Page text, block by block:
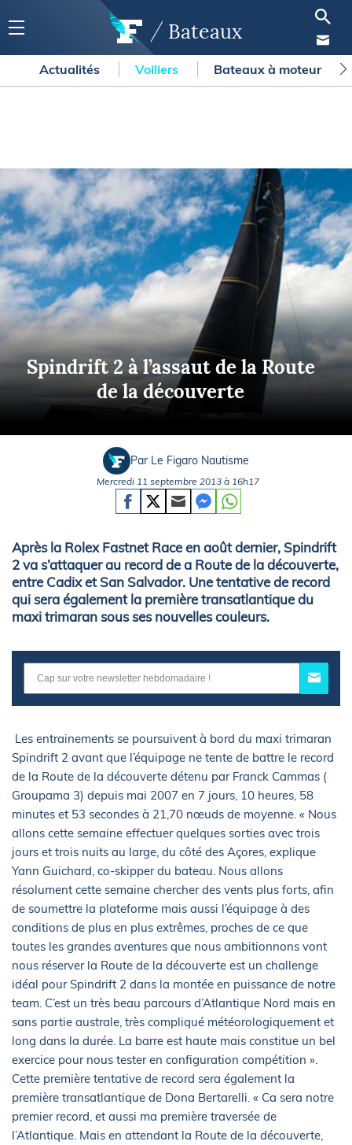
Bateaux
Actualités Voiliers Bateaux à moteur
Spindrift 2 à l’assaut de la Route
de la découverte
Par Le Figaro Nautisme
Mercredi 11 septembre 2013 à 16h17
Après la Rolex Fastnet Race en août dernier, Spindrift
2 va s’attaquer au record de a Route de la découverte,
entre Cadix et San Salvador. Une tentative de record
qui sera également la première transatlantique du
maxi trimaran sous ses nouvelles couleurs.
Les entrainements se poursuivent à bord du maxi trimaran
Spindrift 2 avant que l’équipage ne tente de battre le record
de la Route de la découverte détenu par Franck Cammas (
Groupama 3) depuis mai 2007 en 7 jours, 10 heures, 58
minutes et 53 secondes à 21,70 nœuds de moyenne. « Nous
allons cette semaine effectuer quelques sorties avec trois
jours et trois nuits au large, du côté des Açores, explique
Yann Guichard, co-skipper du bateau. Nous allons
résolument cette semaine chercher des vents plus forts, afin
de soumettre la plateforme mais aussi l’équipage à des
conditions de plus en plus extrêmes, proches de ce que
toutes les grandes aventures que nous ambitionnons vont
nous réserver la Route de la découverte est un challenge
idéal pour Spindrift 2 dans la montée en puissance de notre
team. C’est un très beau parcours d’Atlantique Nord mais en
sans partie australe, très compliqué météorologiquement et
long dans la durée. La barre est haute mais constitue un bel
exercice pour nous tester en configuration compétition ».
Cette première tentative de record sera également la
première transatlantique de Dona Bertarelli. « Ca sera notre
premier record, et aussi ma première traversée de
l’Atlantique. Mais en attendant la Route de la découverte,